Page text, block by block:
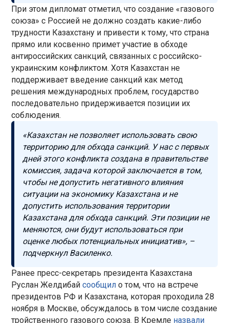
При этом дипломат отметил, что создание «газового
союза» с Россией не должно создать какие-либо
трудности Казахстану и привести к тому, что страна
прямо или косвенно примет участие в обходе
антироссийских санкций, связанных с российско-
украинским конфликтом. Хотя Казахстан не
поддерживает введение санкций как метод
решения международных проблем, государство
последовательно придерживается позиции их
соблюдения.
«Казахстан не позволяет использовать свою
территорию для обхода санкций. У нас с первых
дней этого конфликта создана в правительстве
комиссия, задача которой заключается в том,
чтобы не допустить негативного влияния
ситуации на экономику Казахстана и не
допустить использования территории
Казахстана для обхода санкций. Эти позиции не
меняются, они будут использоваться при
оценке любых потенциальных инициатив», –
подчеркнул Василенко.
Ранее пресс-секретарь президента Казахстана
Руслан Желдибайсообщило том, что на встрече
президентов РФ и Казахстана, которая проходила 28
ноября в Москве, обсуждалось в том числе создание
тройственного газового союза. В Кремле назвали